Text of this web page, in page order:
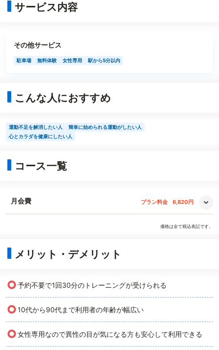
サービス内容
その他サービス
駐車場 無料体験 女性専用 駅から5分以内
こんな人におすすめ
運動不足を解消したい人
簡単に始められる運動がしたい人
心とカラダを健康にしたい人
コース一覧
月会費 プラン料金 6,820円
価格は全て税込表記です。
メリット・デメリット
○予約不要で1回30分のトレーニングが受けられる
○10代から90代まで利用者の年齢が幅広い
○女性専用なので異性の目が気になる方も安心して利用できる